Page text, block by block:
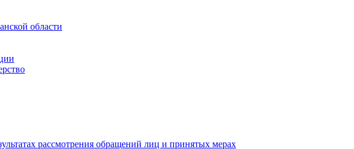
области
рассмотрения обращений лиц и принятых мерах